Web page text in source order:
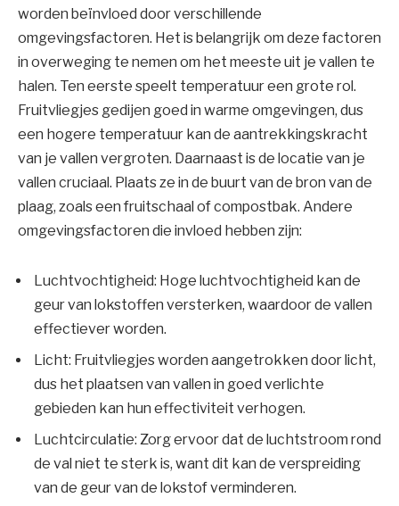
worden beïnvloed door verschillende
omgevingsfactoren. Het is belangrijk om deze factoren
in overweging te nemen om het meeste uit je vallen te
halen. Ten eerste speelt temperatuur een grote rol.
Fruitvliegjes gedijen goed in warme omgevingen, dus
een hogere temperatuur kan de aantrekkingskracht
van je vallen vergroten. Daarnaast is de locatie van je
vallen cruciaal. Plaats ze in de buurt van de bron van de
plaag, zoals een fruitschaal of compostbak. Andere
omgevingsfactoren die invloed hebben zijn:
Luchtvochtigheid: Hoge luchtvochtigheid kan de
geur van lokstoffen versterken, waardoor de vallen
effectiever worden.
Licht: Fruitvliegjes worden aangetrokken door licht,
dus het plaatsen van vallen in goed verlichte
gebieden kan hun effectiviteit verhogen.
Luchtcirculatie: Zorg ervoor dat de luchtstroom rond
de val niet te sterk is, want dit kan de verspreiding
van de geur van de lokstof verminderen.